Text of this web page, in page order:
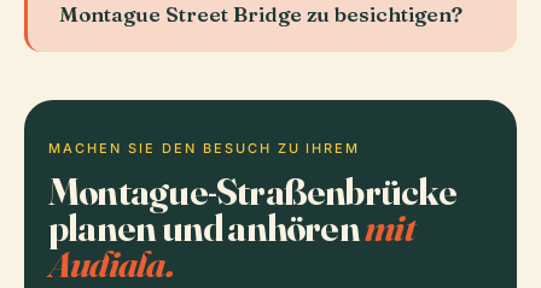
Montague Street Bridge zu besichtigen?
MACHEN SIE DEN BESUCH ZU IHREM
Montague-Straßenbrücke
planen und anhörenmit
Audiala.